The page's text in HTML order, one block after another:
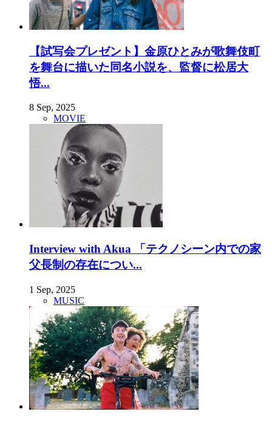
【試写会プレゼント】金原ひとみが歌舞伎町
を舞台に描いた同名小説を、監督に松居大
悟...
8 Sep, 2025
MOVIE
Interview with Akua 「テクノシーン内での家
父長制の存在につい...
1 Sep, 2025
MUSIC